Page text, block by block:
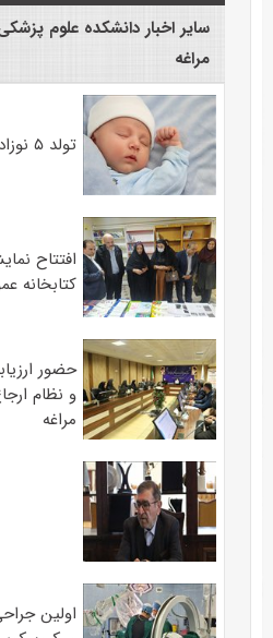
سایر اخبار دانشکده علوم
مراغه
تولد ۵ نوزاد طی ۲ زایمان در مراغه
افتتاح
کتابخانه
حضور
و نظام
مراغه
اولین